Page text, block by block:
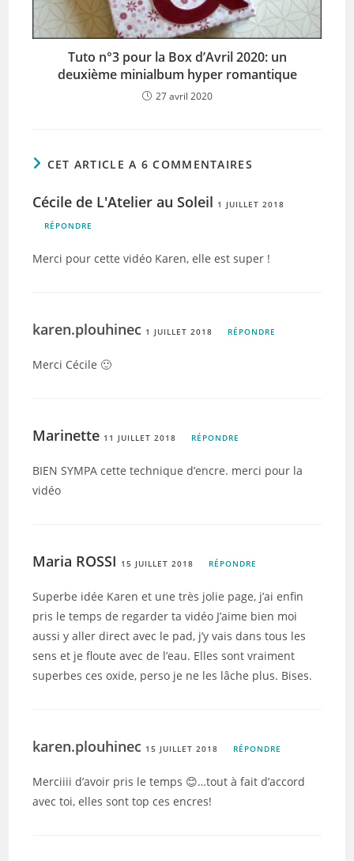
Tuto n°3 pour la Box d’Avril 2020: un
deuxième minialbum hyper romantique
27 avril 2020
CET ARTICLE A 6 COMMENTAIRES
Cécile de L'Atelier au Soleil 1 JUILLET 2018
RÉPONDRE
Merci pour cette vidéo Karen, elle est super !
karen.plouhinec 1 JUILLET 2018 RÉPONDRE
Merci Cécile 🙂
Marinette 11 JUILLET 2018 RÉPONDRE
BIEN SYMPA cette technique d’encre. merci pour la
vidéo
Maria ROSSI 15 JUILLET 2018 RÉPONDRE
Superbe idée Karen et une très jolie page, j’ai enfin
pris le temps de regarder ta vidéo J’aime bien moi
aussi y aller direct avec le pad, j’y vais dans tous les
sens et je floute avec de l’eau. Elles sont vraiment
superbes ces oxide, perso je ne les lâche plus. Bises.
karen.plouhinec 15 JUILLET 2018 RÉPONDRE
Merciiii d’avoir pris le temps 😊…tout à fait d’accord
avec toi, elles sont top ces encres!